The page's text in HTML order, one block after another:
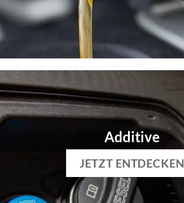
Additive
JETZT ENTDECKEN